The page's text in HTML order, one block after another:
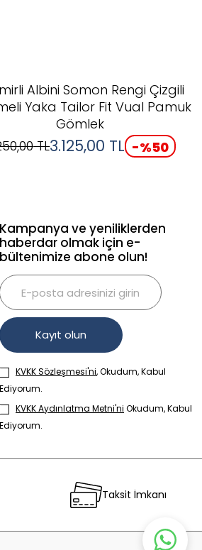
Albini Somon Rengi Çizgili
Yaka Tailor Fit Vual Pamuk
Gömlek
TL3.125,00 TL -%50
Kampanya ve yeniliklerden
haberdar olmak için e-
bültenimize abone olun!
Kayıt olun
KVKK Sözleşmesi'ni, Okudum, Kabul
Ediyorum.
KVKK Aydınlatma Metni'ni Okudum, Kabul
Ediyorum.
Taksit İmkanı